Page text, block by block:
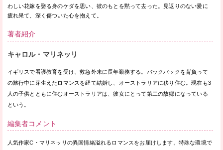
わしい花嫁を娶る身のケダを思い、彼のもとを黙って去った。見返りのない愛に
疲れ果て、深く傷ついた心を抱えて。
著者紹介
キャロル・マリネッリ
イギリスで看護教育を受け、救急外来に長年勤務する。バックパックを背負って
の旅行中に芽生えたロマンスを経て結婚し、オーストラリアに移り住む。現在も3
人の子供とともに住むオーストラリアは、彼女にとって第二の故郷になっている
という。
編集者コメント
人気作家C・マリネッリの異国情緒溢れるロマンスをお届けします。特殊な環境で